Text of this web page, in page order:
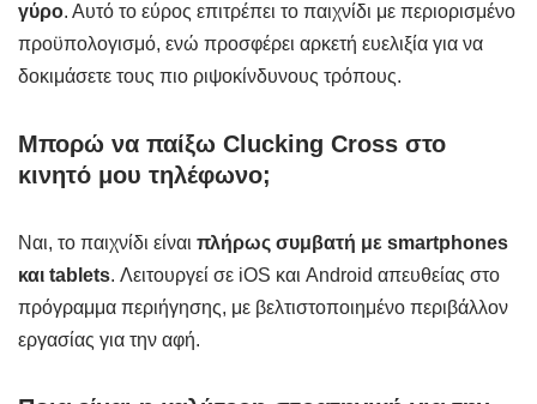
γύρο. Αυτό το εύρος επιτρέπει το παιχνίδι με περιορισμένο
προϋπολογισμό, ενώ προσφέρει αρκετή ευελιξία για να
δοκιμάσετε τους πιο ριψοκίνδυνους τρόπους.
Μπορώ να παίξω Clucking Cross στο
κινητό μου τηλέφωνο;
Ναι, το παιχνίδι είναι πλήρως συμβατή με smartphones
και tablets. Λειτουργεί σε iOS και Android απευθείας στο
πρόγραμμα περιήγησης, με βελτιστοποιημένο περιβάλλον
εργασίας για την αφή.